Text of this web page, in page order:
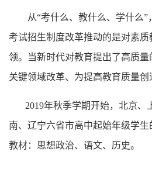
从“考什么、教什么、学什么”
考试招生制度改革推动的是对素质
领。当新时代对教育提出了高质
关键领域改革、为提高教育质量创
2019年秋季学期开始，北京、
南、辽宁六省市高中起始年级学
教材：思想政治、语文、历史。